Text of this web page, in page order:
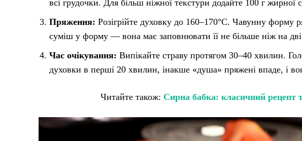
всі грудочки. Для більш ніжної текстури додайте 100 г
Пряження: Розігрійте духовку до 160–170°C. Чавунну форму
суміш у форму — вона має заповнювати її не більше ніж на
Час очікування: Випікайте страву протягом 30–40 хвилин.
духовки в перші 20 хвилин, інакше «душа» пряжені впаде, і
Читайте також: Сирна бабка: класичний рецепт